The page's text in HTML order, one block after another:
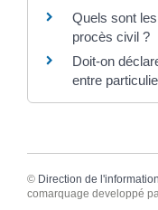
Quels sont
procès civil ?
Doit-on
entre
© Direction de
comarquage developpé